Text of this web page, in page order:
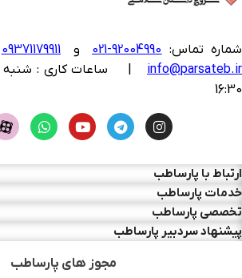
شماره تماس: 92004990-021 و 09371179911
info@parsateb.ir
16:30
ارتباط با پارساطب
خدمات پارساطب
تخصصی پارساطب
پیشنهاد سردبیر پارساطب
مجوز های پارساطب